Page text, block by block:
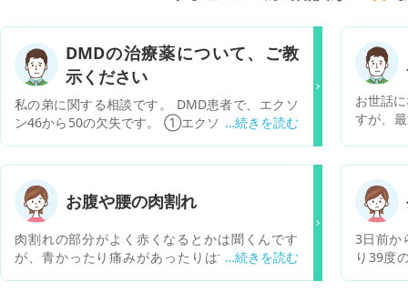
DMDの治療薬について、ご教
示ください
私の弟に関する相談です。 DMD患者で、エクソ
ン46から50の欠失です。 ①エクソン51スキップ
速承認された、核酸医薬品であるExondys51はP
OCが取得できていないようです。そのため、PM
DAは承認しないでしょう。私の弟が使用できる
可能性があり、最も上市の可能性が高いパイプラ
インをご教示ください。 何卒、よろしくお願い申
し上げます。
お世話
すが、
ここの
とalsと
ではな
願いい
お腹や腰の肉割れ
肉割れの部分がよく赤くなるとかは聞くんです
が、青かったり痛みがあったりはするもんです
3日前か
り39度